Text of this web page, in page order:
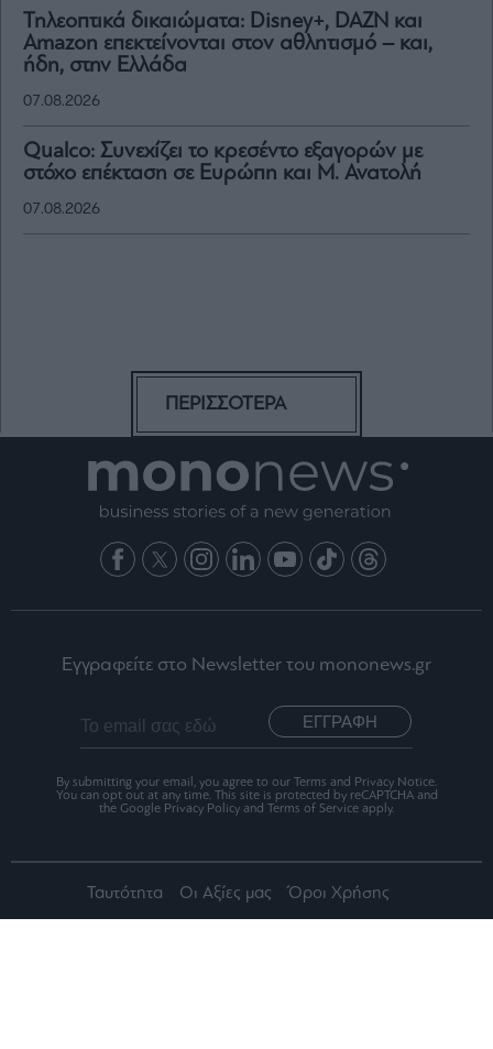
Τηλεοπτικά δικαιώματα: Disney+, DAZN και
Amazon επεκτείνονται στον αθλητισμό – και,
ήδη, στην Ελλάδα
07.08.2026
Qualco: Συνεχίζει το κρεσέντο εξαγορών με
στόχο επέκταση σε Ευρώπη και Μ. Ανατολή
07.08.2026
ΠΕΡΙΣΣΟΤΕΡΑ
Εγγραφείτε στο Newsletter του mononews.gr
ΕΓΓΡΑΦΗ
By submitting your email, you agree to our Terms and Privacy Notice.
You can opt out at any time. This site is protected by reCAPTCHA and
the Google Privacy Policy and Terms of Service apply.
Ταυτότητα Οι Αξίες μας Όροι Χρήσης